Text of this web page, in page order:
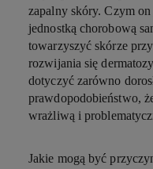
zapalny skóry. Czym
jednostką chorobową
towarzyszyć skórze
rozwijania się
dotyczyć zarówno
prawdopodobieństwo,
wrażliwą i
Jakie mogą być